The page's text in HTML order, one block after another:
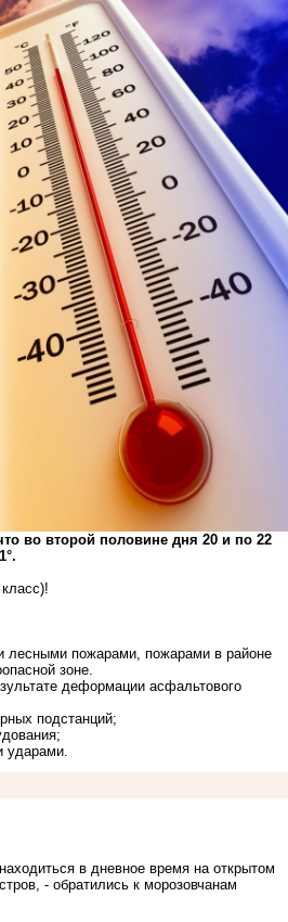
во второй половине дня 20 и по 22
лесными пожарами, пожарами в районе
зоне.
деформации асфальтового
подстанций;
ударами.
в дневное время на открытом
- обратились к морозовчанам